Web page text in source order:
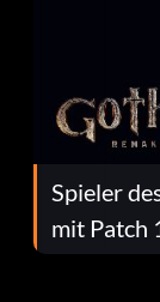
Spieler
mit Patch